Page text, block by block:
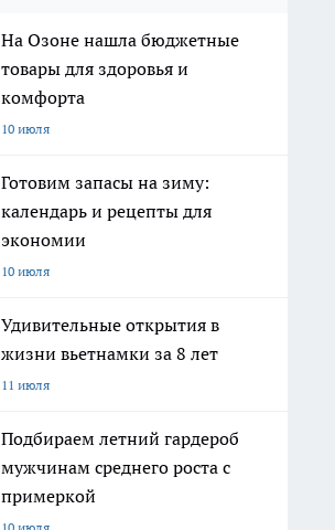
На Озоне нашла бюджетные
товары для здоровья и
комфорта
10 июля
Готовим запасы на зиму:
календарь и рецепты для
экономии
10 июля
Удивительные открытия в
жизни вьетнамки за 8 лет
11 июля
Подбираем летний гардероб
мужчинам среднего роста с
примеркой